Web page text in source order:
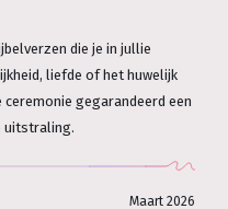
die je in jullie
liefde of het huwelijk
gegarandeerd een
uitstraling.
Maart 2026